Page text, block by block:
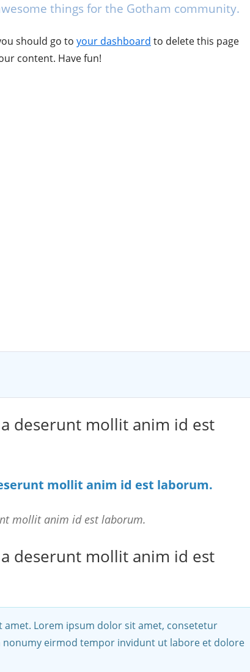
things for the Gotham community.
should go to your dashboard to delete this page
content. Have fun!
deserunt mollit anim id est
mollit anim id est laborum.
mollit anim id est laborum.
deserunt mollit anim id est
amet. Lorem ipsum dolor sit amet, consetetur
nonumy eirmod tempor invidunt ut labore et dolore